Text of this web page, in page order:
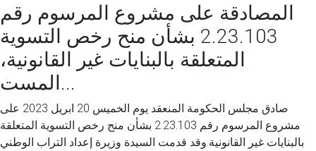
المصادقة على مشروع المرسوم رقم
2.23.103 بشأن منح رخص التسوية
المتعلقة بالبنايات غير القانونية،
المست...
صادق مجلس الحكومة المنعقد يوم الخميس 20 ابريل 2023 على
مشروع المرسوم رقم 2.23.103 بشأن منح رخص التسوية المتعلقة
بالبنايات غير القانونية.وقد قدمت السيدة وزيرة إعداد التراب الوطني